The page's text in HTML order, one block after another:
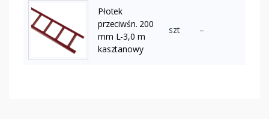
Płotek
przeciwśn. 200
mm L-3,0 m
kasztanowy
szt –